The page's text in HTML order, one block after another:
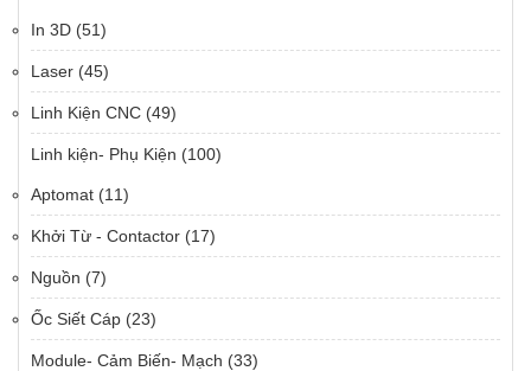
In 3D (51)
Laser (45)
Linh Kiện CNC (49)
Linh kiện- Phụ Kiện (100)
Aptomat (11)
Khởi Từ - Contactor (17)
Nguồn (7)
Ốc Siết Cáp (23)
Module- Cảm Biến- Mạch (33)